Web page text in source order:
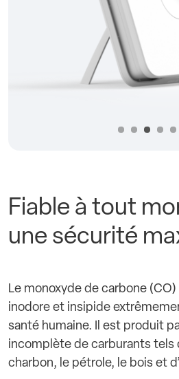
Fiable à tout
une sécurité
Le monoxyde de carbone
inodore et insipide
santé humaine. Il est produit
incomplète de carburants tels
charbon, le pétrole, le bois et